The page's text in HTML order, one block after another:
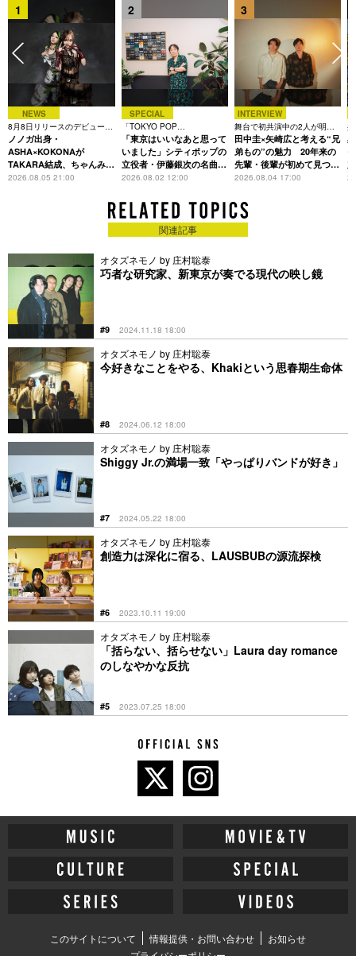
1
NEWS
8月8日リリースのデビュー曲
は「Time is money」
ノノガ出身・
ASHA×KOKONAが
TAKARA結成、ちゃんみな
主宰レーベル第2弾アーテ
2026.08.05 21:00
2
SPECIAL
「TOKYO POP
CHRONICLE」特集
「東京はいいなあと思って
いました」シティポップの
立役者・伊藤銀次の名曲回
想録
2026.08.02 12:00
3
INTERVIEW
舞台で初共演中の2人が明か
す、今の自分をつくる恩人の
存在
田中圭×矢崎広と考える“兄
弟もの”の魅力 20年来の
先輩・後輩が初めて見つけ
た互いの共通点とは
2026.08.04 17:00
関連記事
オタズネモノ by 庄村聡泰
巧者な研究家、新東京が奏でる現代の映し鏡
#9 2024.11.18 18:00
オタズネモノ by 庄村聡泰
今好きなことをやる、Khakiという思春期生命体
#8 2024.06.12 18:00
オタズネモノ by 庄村聡泰
Shiggy Jr.の満場一致「やっぱりバンドが好き」
#7 2024.05.22 18:00
オタズネモノ by 庄村聡泰
創造力は深化に宿る、LAUSBUBの源流探検
#6 2023.10.11 19:00
オタズネモノ by 庄村聡泰
「括らない、括らせない」Laura day romance
のしなやかな反抗
#5 2023.07.25 18:00
このサイトについて 情報提供・お問い合わせ
お知らせ